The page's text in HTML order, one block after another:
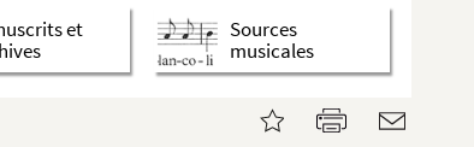
et
Sources
musicales